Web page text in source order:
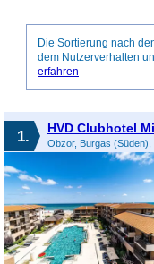
Die Sortierung nach
dem Nutzerverhalten
erfahren
1. HVD Clubhotel
Obzor, Burgas (Süden),